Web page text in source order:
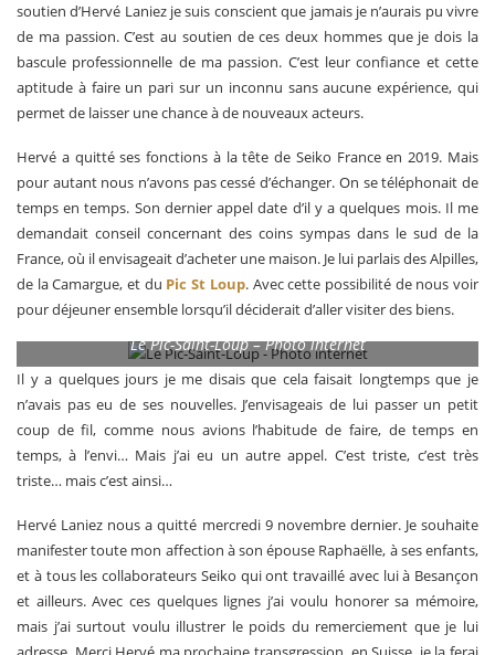
soutien d’Hervé Laniez je suis conscient que jamais je n’aurais pu vivre
de ma passion. C’est au soutien de ces deux hommes que je dois la
bascule professionnelle de ma passion. C’est leur confiance et cette
aptitude à faire un pari sur un inconnu sans aucune expérience, qui
permet de laisser une chance à de nouveaux acteurs.
Hervé a quitté ses fonctions à la tête de Seiko France en 2019. Mais
pour autant nous n’avons pas cessé d’échanger. On se téléphonait de
temps en temps. Son dernier appel date d’il y a quelques mois. Il me
demandait conseil concernant des coins sympas dans le sud de la
France, où il envisageait d’acheter une maison. Je lui parlais des Alpilles,
de la Camargue, et du Pic St Loup. Avec cette possibilité de nous voir
pour déjeuner ensemble lorsqu’il déciderait d’aller visiter des biens.
Le Pic-Saint-Loup – Photo internet
Il y a quelques jours je me disais que cela faisait longtemps que je
n’avais pas eu de ses nouvelles. J’envisageais de lui passer un petit
coup de fil, comme nous avions l’habitude de faire, de temps en
temps, à l’envi… Mais j’ai eu un autre appel. C’est triste, c’est très
triste… mais c’est ainsi…
Hervé Laniez nous a quitté mercredi 9 novembre dernier. Je souhaite
manifester toute mon affection à son épouse Raphaëlle, à ses enfants,
et à tous les collaborateurs Seiko qui ont travaillé avec lui à Besançon
et ailleurs. Avec ces quelques lignes j’ai voulu honorer sa mémoire,
mais j’ai surtout voulu illustrer le poids du remerciement que je lui